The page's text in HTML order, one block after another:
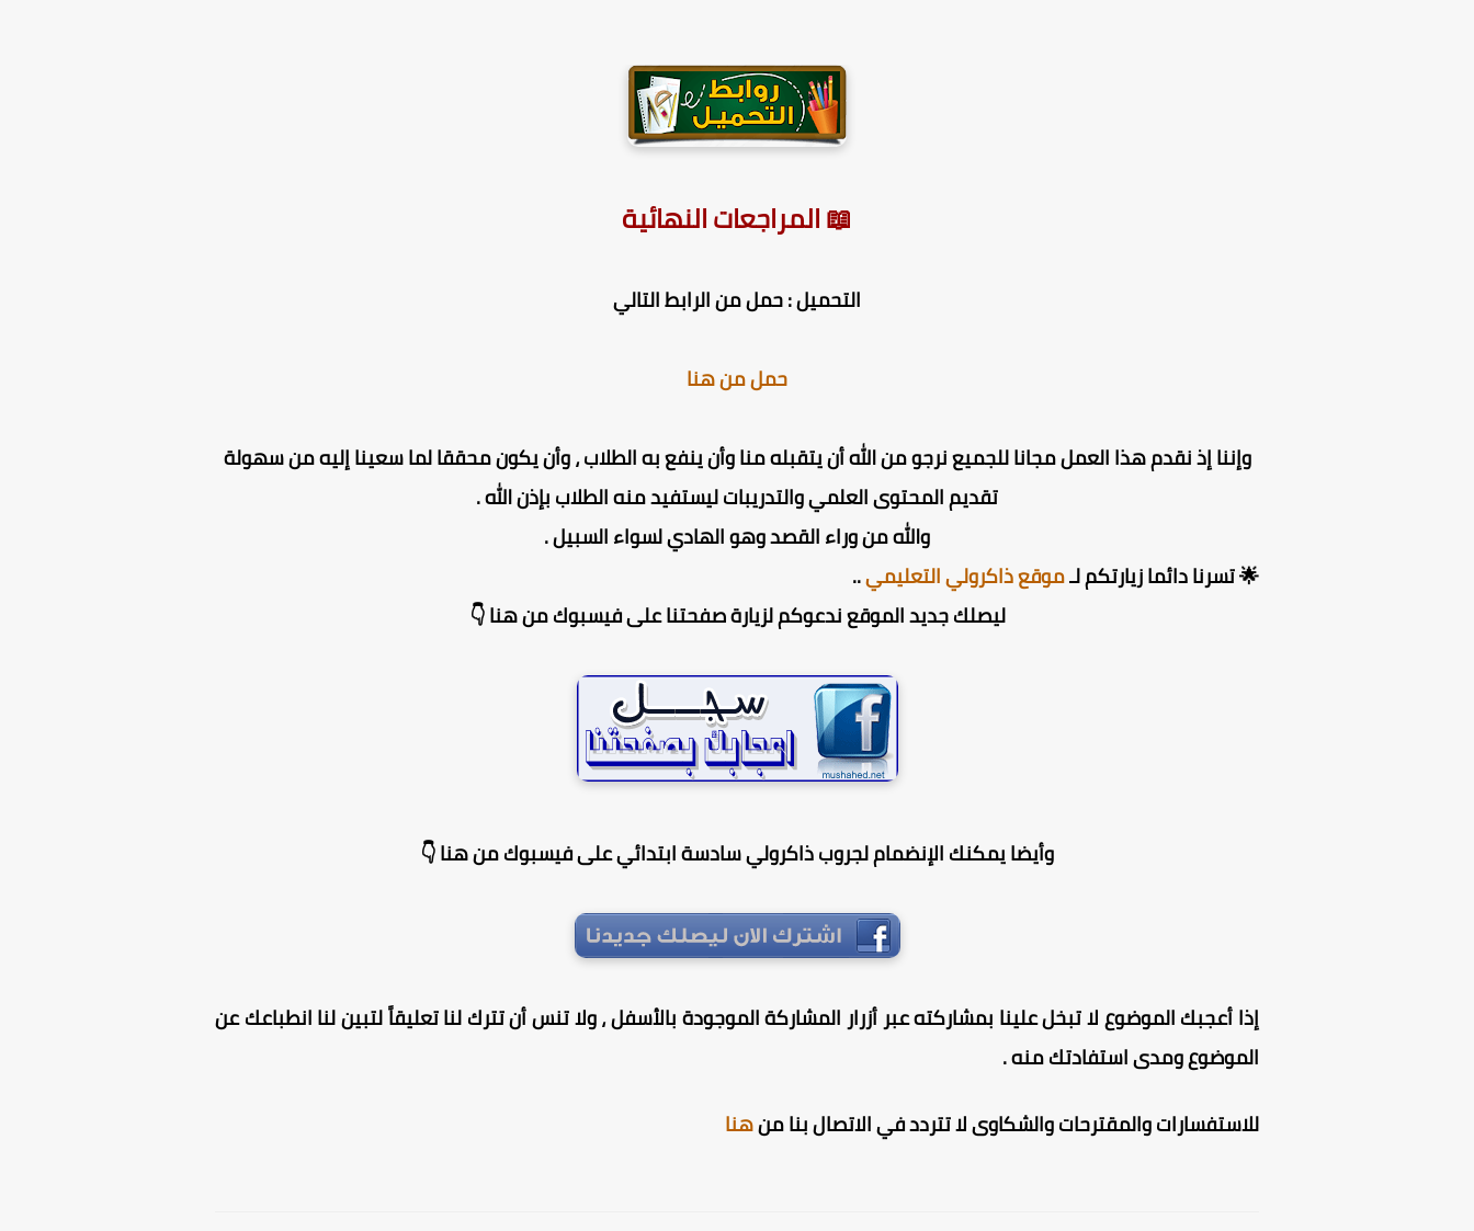
📖 المراجعات النهائية
التحميل : حمل من الرابط التالي
حمل من هنا
وإننا إذ نقدم هذا العمل مجانا للجميع نرجو من الله أن يتقبله منا وأن ينفع به الطلاب ، وأن يكون محققا لما سعينا إليه من سهولة
تقديم المحتوى العلمي والتدريبات ليستفيد منه الطلاب بإذن الله .
والله من وراء القصد وهو الهادي لسواء السبيل .
🌟 تسرنا دائما زيارتكم لـموقع ذاكرولي التعليمي..
ليصلك جديد الموقع ندعوكم لزيارة صفحتنا على فيسبوك من هنا 👇
وأيضا يمكنك الإنضمام لجروب ذاكرولي سادسة ابتدائي على فيسبوك من هنا 👇
إذا أعجبك الموضوع لا تبخل علينا بمشاركته عبر أزرار المشاركة الموجودة بالأسفل ، ولا تنس أن تترك لنا تعليقاً لتبين لنا انطباعك عن
الموضوع ومدى استفادتك منه .
للاستفسارات والمقترحات والشكاوى لا تتردد في الاتصال بنا منهنا